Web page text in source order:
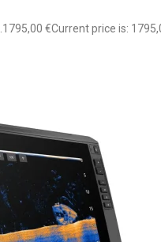
1795,00 €Current price is: